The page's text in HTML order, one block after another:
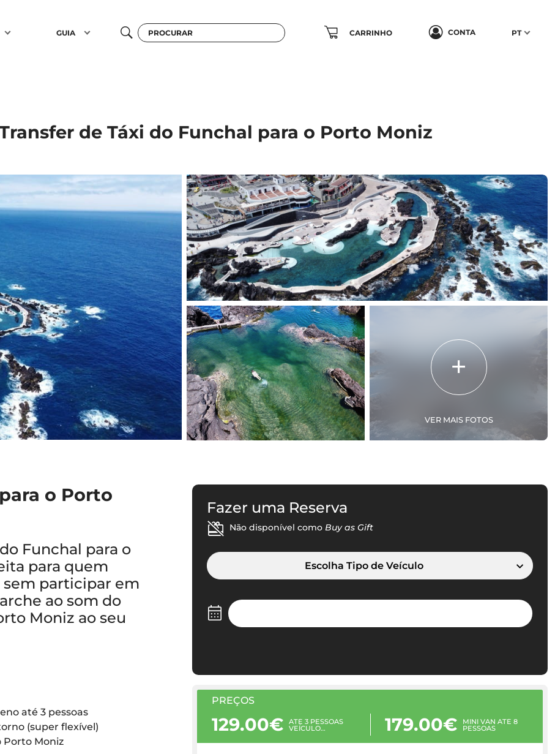
GUIA CARRINHO CONTA PT
de Táxi do Funchal para o Porto Moniz
VER MAIS FOTOS
o Porto
Funchal para o
para quem
sem participar em
ao som do
Moniz ao seu
até 3 pessoas
(super flexível)
Porto Moniz
Fazer uma Reserva
Não disponível comoBuy as Gift
Escolha Tipo de Veículo
PREÇOS
129.00€ ATÉ 3 PESSOAS
VEÍCULO 179.00€ MINI VAN ATÉ 8
PESSOAS